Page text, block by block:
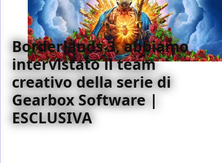
Borderlands 3, abbiamo
intervistato il team
creativo della serie di
Gearbox Software |
ESCLUSIVA